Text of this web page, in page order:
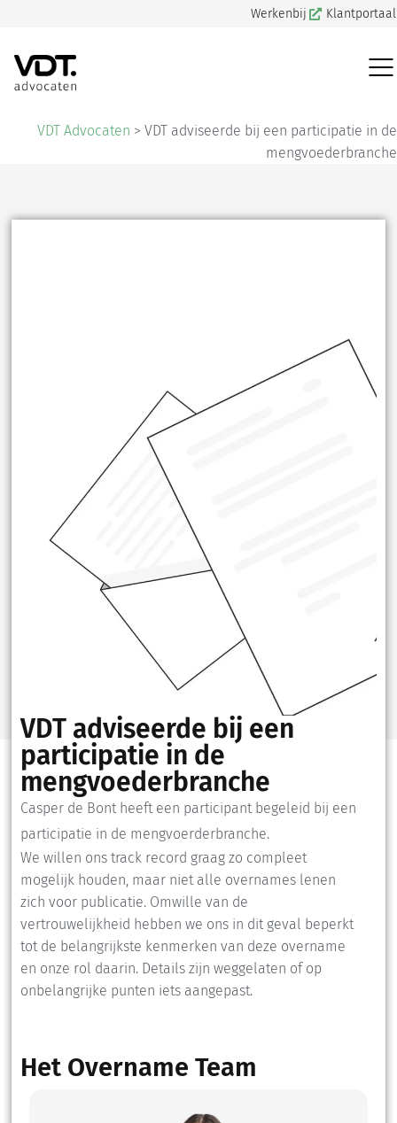
Werkenbij Klantportaal
VDT Advocaten > VDT adviseerde bij een participatie in de
mengvoederbranche
VDT adviseerde bij een
participatie in de
mengvoederbranche
Casper de Bont heeft een participant begeleid bij een
participatie in de mengvoerderbranche.
We willen ons track record graag zo compleet
mogelijk houden, maar niet alle overnames lenen
zich voor publicatie. Omwille van de
vertrouwelijkheid hebben we ons in dit geval beperkt
tot de belangrijkste kenmerken van deze overname
en onze rol daarin. Details zijn weggelaten of op
onbelangrijke punten iets aangepast.
Het Overname Team